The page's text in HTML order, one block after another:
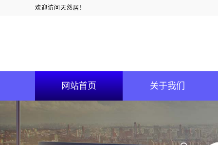
欢迎访问天然居！
网站首页 关于我们